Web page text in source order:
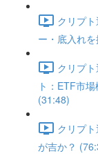
クリプ
ー・底入れ
クリプ
ト：ETF市
(31:48)
クリプ
が吉か？